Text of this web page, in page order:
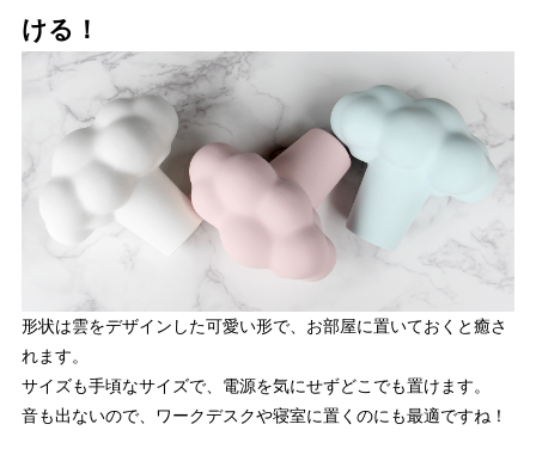
ける！
形状は雲をデザインした可愛い形で、お部屋に置いておくと癒さ
れます。
サイズも手頃なサイズで、電源を気にせずどこでも置けます。
音も出ないので、ワークデスクや寝室に置くのにも最適ですね！